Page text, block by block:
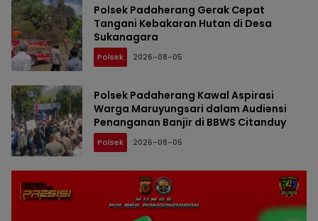
Polsek Padaherang Gerak Cepat
Tangani Kebakaran Hutan di Desa
Sukanagara
Polsek 2026-08-05
Polsek Padaherang Kawal Aspirasi
Warga Maruyungsari dalam Audiensi
Penanganan Banjir di BBWS Citanduy
Polsek 2026-08-05